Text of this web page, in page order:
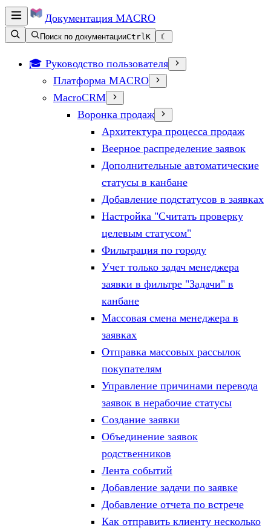
Документация MACRO
Поиск по документацииCtrlK ☾
🎓 Руководство пользователя
Платформа MACRO
MacroCRM
Воронка продаж
Архитектура процесса продаж
Веерное распределение заявок
Дополнительные автоматические
статусы в канбане
Добавление подстатусов в заявках
Настройка "Считать проверку
целевым статусом"
Фильтрация по городу
Учет только задач менеджера
заявки в фильтре "Задачи" в
канбане
Массовая смена менеджера в
заявках
Отправка массовых рассылок
покупателям
Управление причинами перевода
заявок в нерабочие статусы
Создание заявки
Объединение заявок
родственников
Лента событий
Добавление задачи по заявке
Добавление отчета по встрече
Как отправить клиенту несколько